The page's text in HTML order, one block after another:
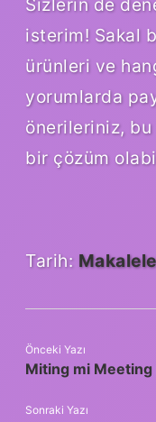
isterim! Sakal
ürünleri ve
yorumlarda
önerileriniz, bu
bir çözüm
Tarih:
Önceki Yazı
Miting mi Meeting
Sonraki Yazı